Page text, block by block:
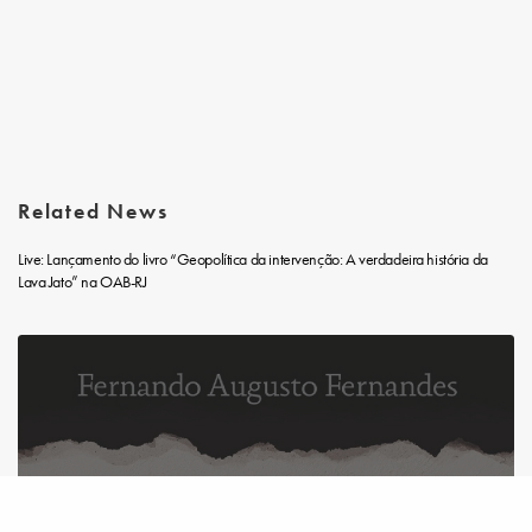
Related News
Live: Lançamento do livro “Geopolítica da intervenção: A verdadeira história da
Lava Jato” na OAB-RJ